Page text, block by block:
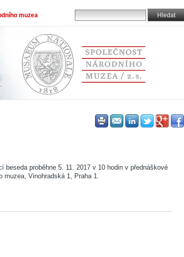
muzea
beseda proběhne 5. 11. 2017 v 10 hodin v přednáškové
muzea, Vinohradská 1, Praha 1.